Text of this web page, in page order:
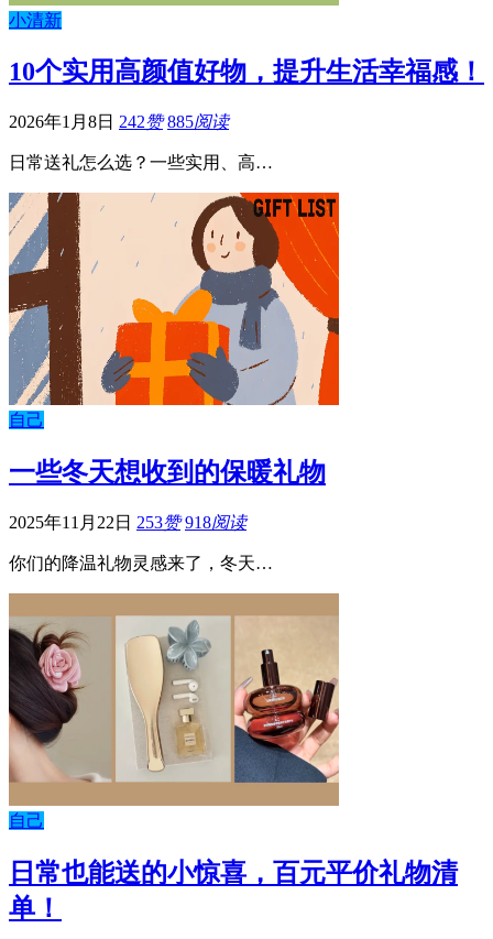
小清新
10个实用高颜值好物，提升生活幸福感！
2026年1月8日 242赞 885阅读
日常送礼怎么选？一些实用、高…
自己
一些冬天想收到的保暖礼物
2025年11月22日 253赞 918阅读
你们的降温礼物灵感来了，冬天…
自己
日常也能送的小惊喜，百元平价礼物清
单！